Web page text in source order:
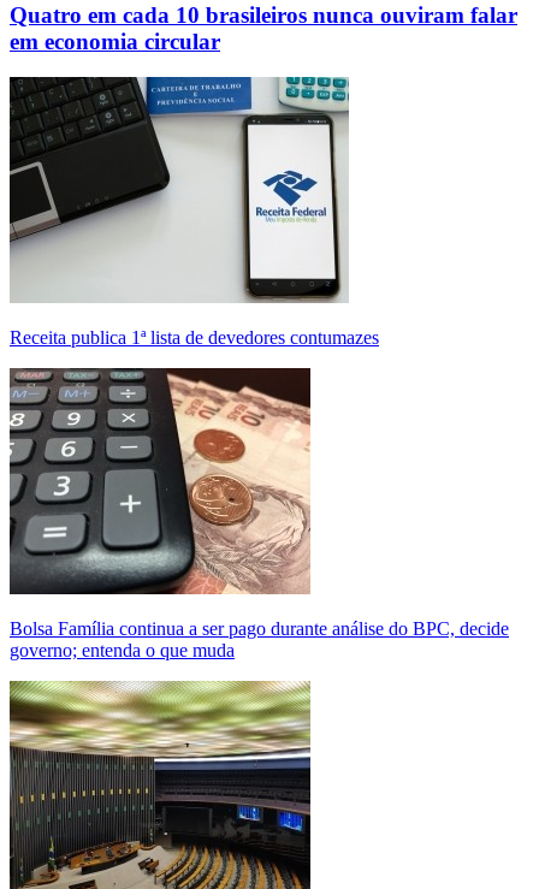
Quatro em cada 10 brasileiros nunca ouviram falar
em economia circular
Receita publica 1ª lista de devedores contumazes
Bolsa Família continua a ser pago durante análise do BPC, decide
governo; entenda o que muda